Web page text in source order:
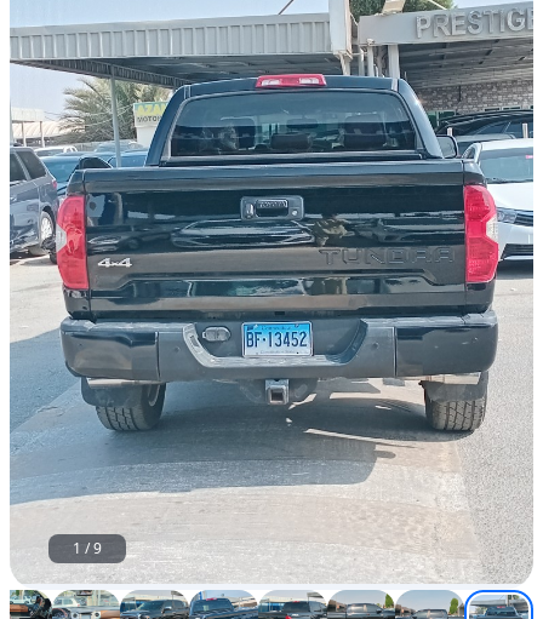
2015،
من
الولايات
المتحدة
الأمريكية،
بجميع
المواصفات
الكاملة،
مع
فتحة
سقف
مستعمل
1 /9